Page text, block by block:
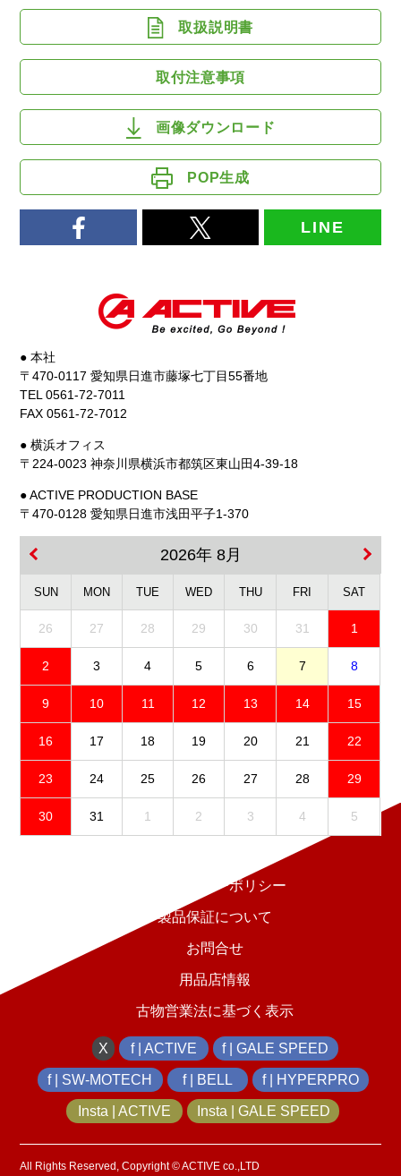
取扱説明書
取付注意事項
画像ダウンロード
POP生成
LINE
● 本社
〒470-0117 愛知県日進市藤塚七丁目55番地
TEL 0561-72-7011
FAX 0561-72-7012
● 横浜オフィス
〒224-0023 神奈川県横浜市都筑区東山田4-39-18
● ACTIVE PRODUCTION BASE
〒470-0128 愛知県日進市浅田平子1-370
2026年 8月
SUN MON TUE WED THU FRI SAT
26 27 28 29 30 31 1
2 3 4 5 6 7 8
9 10 11 12 13 14 15
16 17 18 19 20 21 22
23 24 25 26 27 28 29
30 31 1 2 3 4 5
プライバシーポリシー
製品保証について
お問合せ
用品店情報
古物営業法に基づく表示
X f | ACTIVE f | GALE SPEED
f | SW-MOTECH f | BELL f | HYPERPRO
Insta | ACTIVE Insta | GALE SPEED
All Rights Reserved, Copyright © ACTIVE co.,LTD